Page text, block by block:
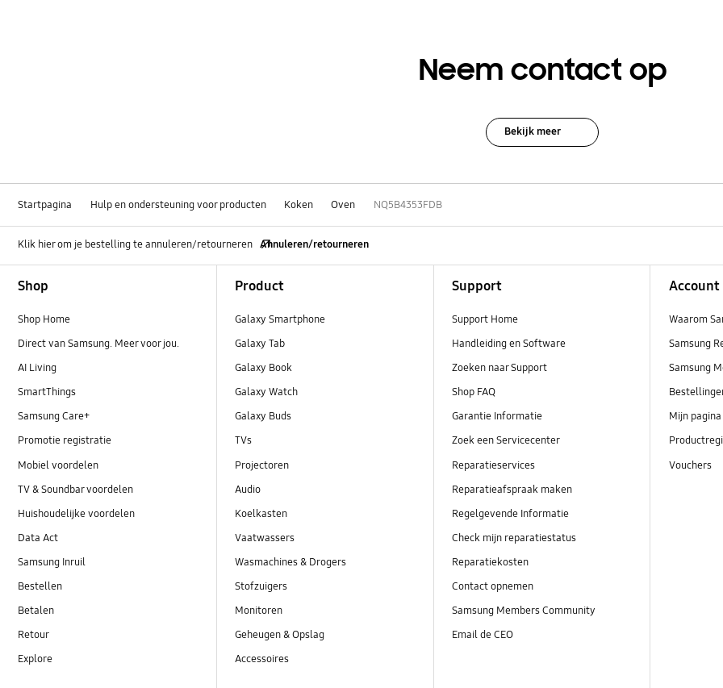
Neem contact op
Bekijk meer
Startpagina Hulp en ondersteuning voor producten Koken Oven NQ5B4353FDB
Klik hier om je bestelling te annuleren/retourneren Annuleren/retourneren
Shop
Shop Home
Direct van Samsung. Meer voor jou.
AI Living
SmartThings
Samsung Care+
Promotie registratie
Mobiel voordelen
TV & Soundbar voordelen
Huishoudelijke voordelen
Data Act
Samsung Inruil
Bestellen
Betalen
Retour
Explore
Product
Galaxy Smartphone
Galaxy Tab
Galaxy Book
Galaxy Watch
Galaxy Buds
TVs
Projectoren
Audio
Koelkasten
Vaatwassers
Wasmachines & Drogers
Stofzuigers
Monitoren
Geheugen & Opslag
Accessoires
Support
Support Home
Handleiding en Software
Zoeken naar Support
Shop FAQ
Garantie Informatie
Zoek een Servicecenter
Reparatieservices
Reparatieafspraak maken
Regelgevende Informatie
Check mijn reparatiestatus
Reparatiekosten
Contact opnemen
Samsung Members Community
Email de CEO
Account
Waarom
Samsung
Samsung
Mijn pagina
Vouchers